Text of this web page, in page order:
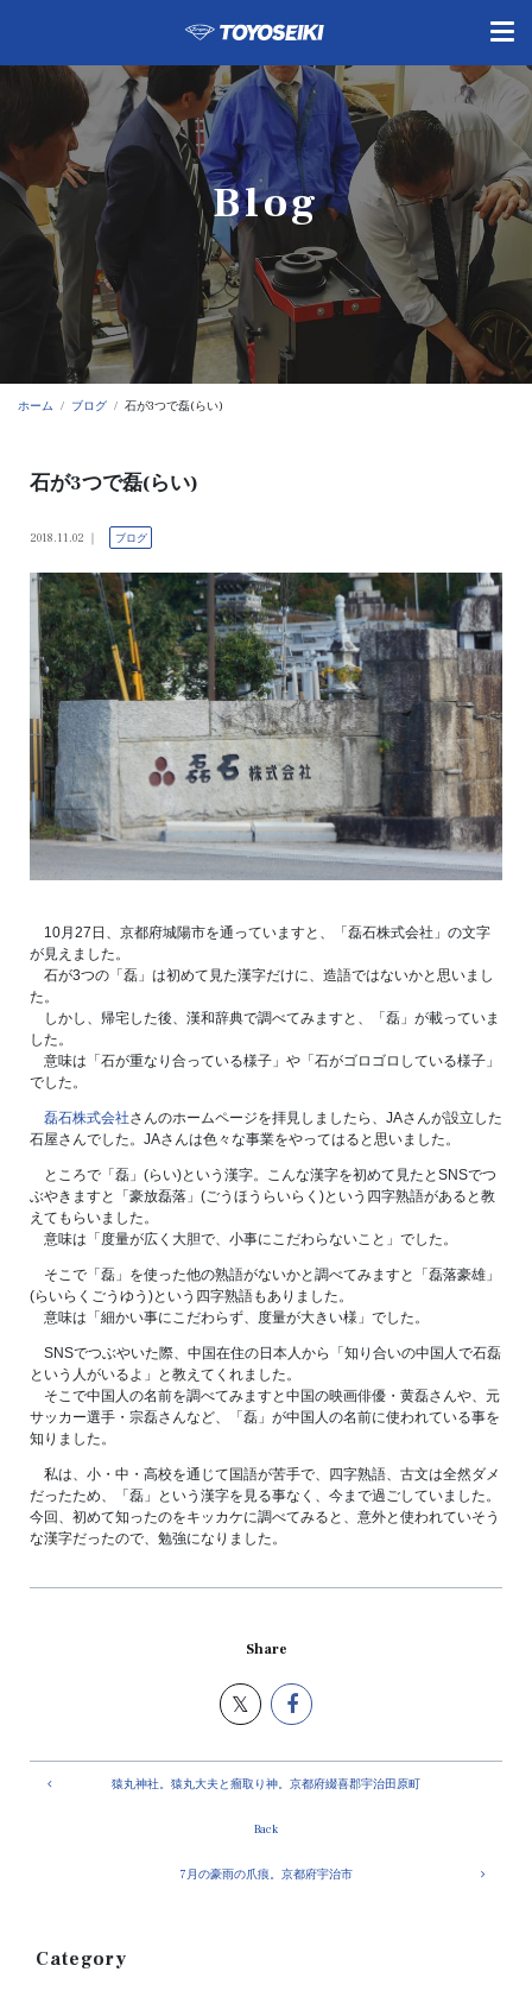
Blog
ホーム ブログ 石が3つで磊(らい)
石が3つで磊(らい)
2018.11.02 ブログ
10月27日、京都府城陽市を通っていますと、「磊石株式会社」の文字
が見えました。
石が3つの「磊」は初めて見た漢字だけに、造語ではないかと思いまし
た。
しかし、帰宅した後、漢和辞典で調べてみますと、「磊」が載っていま
した。
意味は「石が重なり合っている様子」や「石がゴロゴロしている様子」
でした。
磊石株式会社さんのホームページを拝見しましたら、JAさんが設立した
石屋さんでした。JAさんは色々な事業をやってはると思いました。
ところで「磊」(らい)という漢字。こんな漢字を初めて見たとSNSでつ
ぶやきますと「豪放磊落」(ごうほうらいらく)という四字熟語があると教
えてもらいました。
意味は「度量が広く大胆で、小事にこだわらないこと」でした。
そこで「磊」を使った他の熟語がないかと調べてみますと「磊落豪雄」
(らいらくごうゆう)という四字熟語もありました。
意味は「細かい事にこだわらず、度量が大きい様」でした。
SNSでつぶやいた際、中国在住の日本人から「知り合いの中国人で石磊
という人がいるよ」と教えてくれました。
そこで中国人の名前を調べてみますと中国の映画俳優・黄磊さんや、元
サッカー選手・宗磊さんなど、「磊」が中国人の名前に使われている事を
知りました。
私は、小・中・高校を通じて国語が苦手で、四字熟語、古文は全然ダメ
だったため、「磊」という漢字を見る事なく、今まで過ごしていました。
今回、初めて知ったのをキッカケに調べてみると、意外と使われていそう
な漢字だったので、勉強になりました。
Share
猿丸神社。猿丸大夫と瘤取り神。京都府綴喜郡宇治田原町
Back
7月の豪雨の爪痕。京都府宇治市
Category